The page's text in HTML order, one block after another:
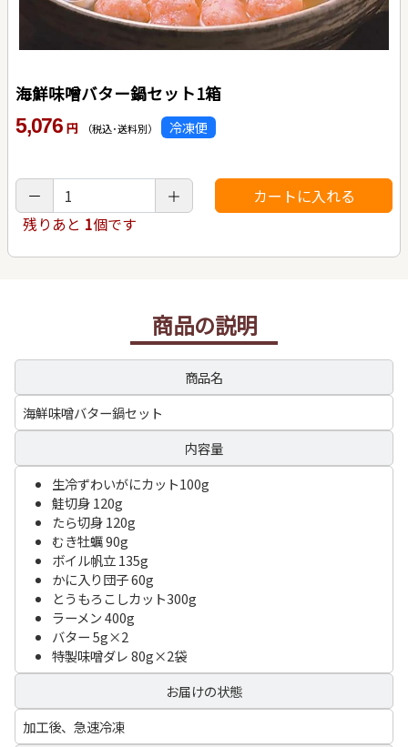
海鮮味噌バター鍋セット1箱
5,076 円 （税込･送料別） 冷凍便
残りあと 1個です
商品の説明
商品名
海鮮味噌バター鍋セット
内容量
生冷ずわいがにカット100g
鮭切身 120g
たら切身 120g
むき牡蠣 90g
ボイル帆立 135g
かに入り団子 60g
とうもろこしカット300g
ラーメン 400g
バター 5g×2
特製味噌ダレ 80g×2袋
お届けの状態
加工後、急速冷凍